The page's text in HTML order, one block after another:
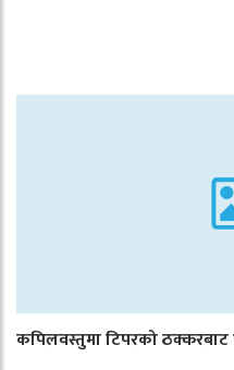
कपिलवस्तुमा टिपरको